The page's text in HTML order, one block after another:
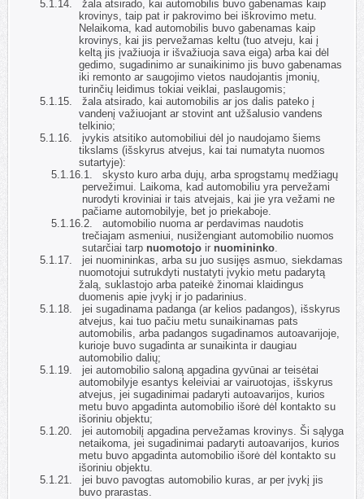
5.1.14.
žala atsirado, kai automobilis buvo gabenamas kaip
krovinys, taip pat ir pakrovimo bei iškrovimo metu.
Nelaikoma, kad automobilis buvo gabenamas kaip
krovinys, kai jis pervežamas keltu (tuo atveju, kai į
keltą jis įvažiuoja ir išvažiuoja sava eiga) arba kai dėl
gedimo, sugadinimo ar sunaikinimo jis buvo gabenamas
iki remonto ar saugojimo vietos naudojantis įmonių,
turinčių leidimus tokiai veiklai, paslaugomis;
5.1.15.
žala atsirado, kai automobilis ar jos dalis pateko į
vandenį važiuojant ar stovint ant užšalusio vandens
telkinio;
5.1.16.
įvykis atsitiko automobiliui dėl jo naudojamo šiems
tikslams (išskyrus atvejus, kai tai numatyta nuomos
sutartyje):
5.1.16.1.
skysto kuro arba dujų, arba sprogstamų medžiagų
pervežimui. Laikoma, kad automobiliu yra pervežami
nurodyti kroviniai ir tais atvejais, kai jie yra vežami ne
pačiame automobilyje, bet jo priekaboje.
5.1.16.2.
automobilio nuoma ar perdavimas naudotis
trečiajam asmeniui, nusižengiant automobilio nuomos
sutarčiai tarp nuomotojoir nuomininko.
5.1.17.
jei nuomininkas, arba su juo susijęs asmuo, siekdamas
nuomotojui sutrukdyti nustatyti įvykio metu padarytą
žalą, suklastojo arba pateikė žinomai klaidingus
duomenis apie įvykį ir jo padarinius.
5.1.18.
jei sugadinama padanga (ar kelios padangos), išskyrus
atvejus, kai tuo pačiu metu sunaikinamas pats
automobilis, arba padangos sugadinamos autoavarijoje,
kurioje buvo sugadinta ar sunaikinta ir daugiau
automobilio dalių;
5.1.19.
jei automobilio saloną apgadina gyvūnai ar teisėtai
automobilyje esantys keleiviai ar vairuotojas, išskyrus
atvejus, jei sugadinimai padaryti autoavarijos, kurios
metu buvo apgadinta automobilio išorė dėl kontakto su
išoriniu objektu;
5.1.20.
jei automobilį apgadina pervežamas krovinys. Ši sąlyga
netaikoma, jei sugadinimai padaryti autoavarijos, kurios
metu buvo apgadinta automobilio išorė dėl kontakto su
išoriniu objektu.
5.1.21.
jei buvo pavogtas automobilio kuras, ar per įvykį jis
buvo prarastas.